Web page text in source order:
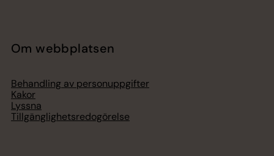
Om webbplatsen
Behandling av personuppgifter
Kakor
Lyssna
Tillgänglighetsredogörelse